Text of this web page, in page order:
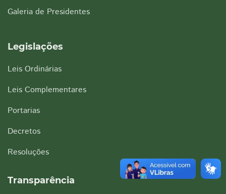
Galeria de Presidentes
Legislações
Leis Ordinárias
Leis Complementares
Portarias
Decretos
Resoluções
Transparência